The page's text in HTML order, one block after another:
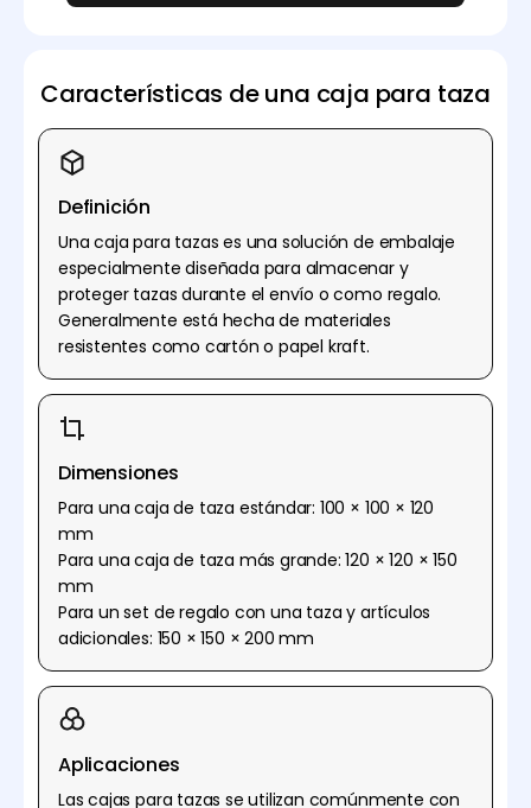
Características de una caja para taza
Definición
Una caja para tazas es una solución de embalaje
especialmente diseñada para almacenar y
proteger tazas durante el envío o como regalo.
Generalmente está hecha de materiales
resistentes como cartón o papel kraft.
Dimensiones
Para una caja de taza estándar: 100 × 100 × 120
mm
Para una caja de taza más grande: 120 × 120 × 150
mm
Para un set de regalo con una taza y artículos
adicionales: 150 × 150 × 200 mm
Aplicaciones
Las cajas para tazas se utilizan comúnmente con